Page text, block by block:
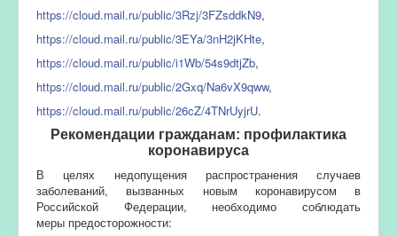
https://cloud.mail.ru/public/3Rzj/3FZsddkN9,
https://cloud.mail.ru/public/3EYa/3nH2jKHte,
https://cloud.mail.ru/public/i1Wb/54s9dtjZb,
https://cloud.mail.ru/public/2Gxq/Na6vX9qww,
https://cloud.mail.ru/public/26cZ/4TNrUyjrU.
Рекомендации гражданам: профилактика
коронавируса
В целях недопущения распространения случаев
заболеваний, вызванных новым коронавирусом в
Российской Федерации, необходимо соблюдать
меры предосторожности: